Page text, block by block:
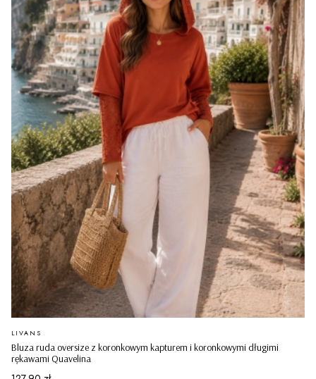
Bluza ruda oversize z koronkowym kapturem i koronkowymi długimi
rękawami Quavelina
PRODUCENT
LIVANS